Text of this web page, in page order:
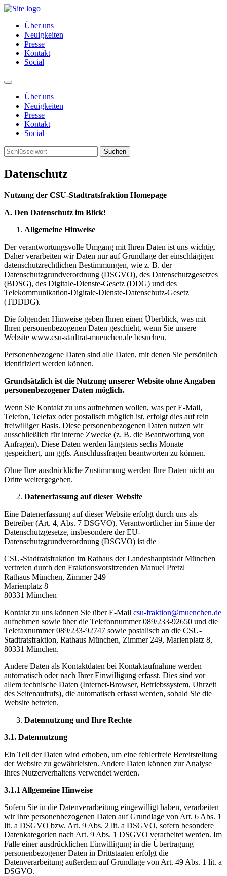
Über uns
Neuigkeiten
Presse
Kontakt
Social
Über uns
Neuigkeiten
Presse
Kontakt
Social
Suchen
Datenschutz
Nutzung der CSU-Stadtratsfraktion Homepage
A. Den Datenschutz im Blick!
Allgemeine Hinweise
Der verantwortungsvolle Umgang mit Ihren Daten ist uns wichtig.
Daher verarbeiten wir Daten nur auf Grundlage der einschlägigen
datenschutzrechtlichen Bestimmungen, wie z. B. der
Datenschutzgrundverordnung (DSGVO), des Datenschutzgesetzes
(BDSG), des Digitale-Dienste-Gesetz (DDG) und des
Telekommunikation-Digitale-Dienste-Datenschutz-Gesetz
(TDDDG).
Die folgenden Hinweise geben Ihnen einen Überblick, was mit
Ihren personenbezogenen Daten geschieht, wenn Sie unsere
Website www.csu-stadtrat-muenchen.de besuchen.
Personenbezogene Daten sind alle Daten, mit denen Sie persönlich
identifiziert werden können.
Grundsätzlich ist die Nutzung unserer Website ohne Angaben
personenbezogener Daten möglich.
Wenn Sie Kontakt zu uns aufnehmen wollen, was per E-Mail,
Telefon, Telefax oder postalisch möglich ist, erfolgt dies auf rein
freiwilliger Basis. Diese personenbezogenen Daten nutzen wir
ausschließlich für interne Zwecke (z. B. die Beantwortung von
Anfragen). Diese Daten werden längstens sechs Monate
gespeichert, um ggfs. Anschlussfragen beantworten zu können.
Ohne Ihre ausdrückliche Zustimmung werden Ihre Daten nicht an
Dritte weitergegeben.
Datenerfassung auf dieser Website
Eine Datenerfassung auf dieser Website erfolgt durch uns als
Betreiber (Art. 4, Abs. 7 DSGVO). Verantwortlicher im Sinne der
Datenschutzgesetze, insbesondere der EU-
Datenschutzgrundverordnung (DSGVO) ist die
CSU-Stadtratsfraktion im Rathaus der Landeshauptstadt München
vertreten durch den Fraktionsvorsitzenden Manuel Pretzl
Rathaus München, Zimmer 249
Marienplatz 8
80331 München
Kontakt zu uns können Sie über E-Mail csu-fraktion@muenchen.de
aufnehmen sowie über die Telefonnummer 089/233-92650 und die
Telefaxnummer 089/233-92747 sowie postalisch an die CSU-
Stadtratsfraktion, Rathaus München, Zimmer 249, Marienplatz 8,
80331 München.
Andere Daten als Kontaktdaten bei Kontaktaufnahme werden
automatisch oder nach Ihrer Einwilligung erfasst. Dies sind vor
allem technische Daten (Internet-Browser, Betriebssystem, Uhrzeit
des Seitenaufrufs), die automatisch erfasst werden, sobald Sie die
Website betreten.
Datennutzung und Ihre Rechte
3.1. Datennutzung
Ein Teil der Daten wird erhoben, um eine fehlerfreie Bereitstellung
der Website zu gewährleisten. Andere Daten können zur Analyse
Ihres Nutzerverhaltens verwendet werden.
3.1.1 Allgemeine Hinweise
Sofern Sie in die Datenverarbeitung eingewilligt haben, verarbeiten
wir Ihre personenbezogenen Daten auf Grundlage von Art. 6 Abs. 1
lit. a DSGVO bzw. Art. 9 Abs. 2 lit. a DSGVO, sofern besondere
Datenkategorien nach Art. 9 Abs. 1 DSGVO verarbeitet werden. Im
Falle einer ausdrücklichen Einwilligung in die Übertragung
personenbezogener Daten in Drittstaaten erfolgt die
Datenverarbeitung außerdem auf Grundlage von Art. 49 Abs. 1 lit. a
DSGVO.